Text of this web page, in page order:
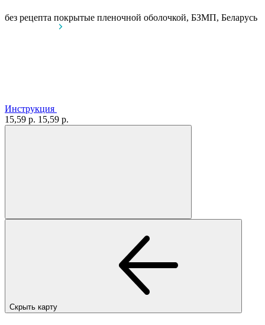
без рецепта покрытые пленочной оболочкой, БЗМП, Беларусь
Инструкция
15,59 р. 15,59 р.
Скрыть карту